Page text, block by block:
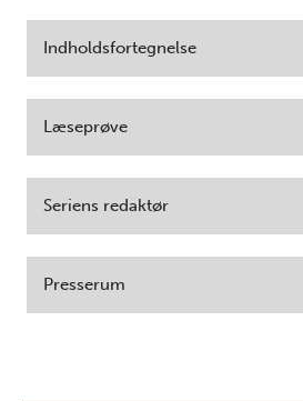
Indholdsfortegnelse
Læseprøve
Seriens redaktør
Presserum